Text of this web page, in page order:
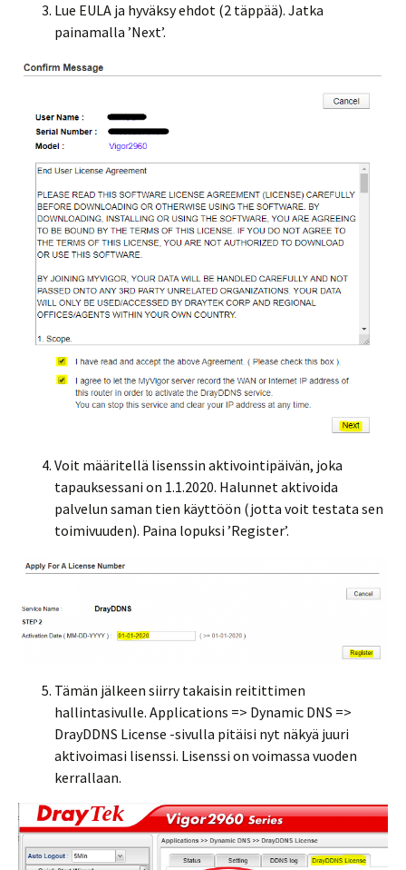
Lue EULA ja hyväksy ehdot (2 täppää). Jatka
painamalla ’Next’.
Voit määritellä lisenssin aktivointipäivän, joka
tapauksessani on 1.1.2020. Halunnet aktivoida
palvelun saman tien käyttöön (jotta voit testata sen
toimivuuden). Paina lopuksi ’Register’.
Tämän jälkeen siirry takaisin reitittimen
hallintasivulle. Applications => Dynamic DNS =>
DrayDDNS License -sivulla pitäisi nyt näkyä juuri
aktivoimasi lisenssi. Lisenssi on voimassa vuoden
kerrallaan.